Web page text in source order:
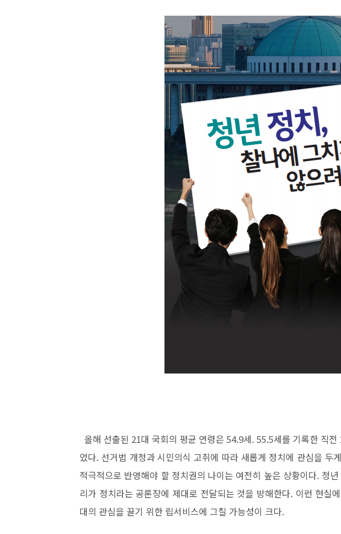
올해 선출된 21대 국회의 평균 연령은 54.9세. 55.5세를 기록한 직전
었다. 선거법 개정과 시민의식 고취에 따라 새롭게 정치에 관심을 두
적극적으로 반영해야 할 정치권의 나이는 여전히 높은 상황이다. 청
리가 정치라는 공론장에 제대로 전달되는 것을 방해한다. 이런 현실
대의 관심을 끌기 위한 립서비스에 그칠 가능성이 크다.